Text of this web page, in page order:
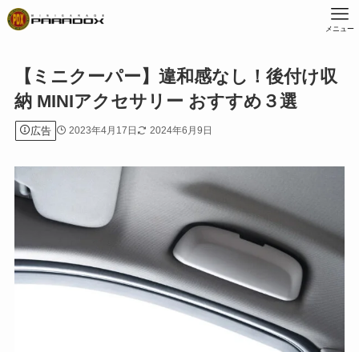
メニュー
【ミニクーパー】違和感なし！後付け収
納 MINIアクセサリー おすすめ３選
広告 2023年4月17日 2024年6月9日